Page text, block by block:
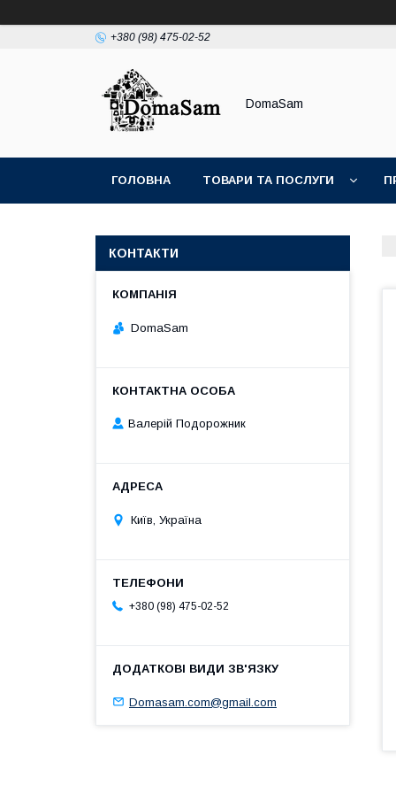
+380 (98) 475-02-52
DomaSam
ГОЛОВНА ТОВАРИ ТА ПОСЛУГИ
КОНТАКТИ
DomaSam
Валерій Подорожник
Київ, Україна
+380 (98) 475-02-52
Domasam.com@gmail.com